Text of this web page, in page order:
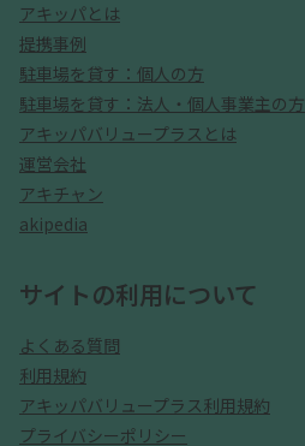
アキッパとは
提携事例
駐車場を貸す：個人の方
駐車場を貸す：法人・個人事業主の方
アキッパバリュープラスとは
運営会社
アキチャン
akipedia
サイトの利用について
よくある質問
利用規約
アキッパバリュープラス利用規約
プライバシーポリシー